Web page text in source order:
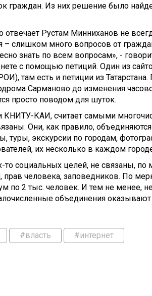
граждан. Из них решение было
отвечает Рустам Минниханов не
слишком много вопросов от
знать по всем вопросам», -
с помощью петиций. Один из
там есть и петиции из
Сарманово до изменения
просто поводом для шуток.
КНИТУ-КАИ, считает самыми
Они, как правило,
экскурсии по городам,
их несколько в каждом
то социальных целей, не связаны,
прав человека, заповедников. По
по 2 тыс. человек. И тем не менее,
объединения оказывают
#власть #интернет